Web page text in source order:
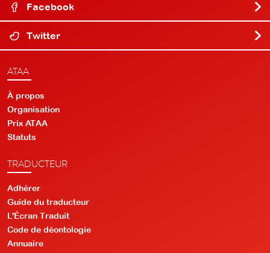
Facebook
Twitter
ATAA
À propos
Organisation
Prix ATAA
Statuts
TRADUCTEUR
Adhérer
Guide du traducteur
L'Écran Traduit
Code de déontologie
Annuaire